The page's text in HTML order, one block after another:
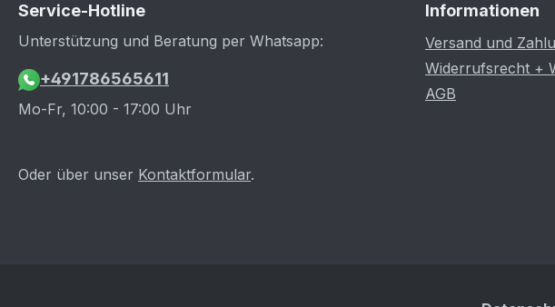
Service-Hotline
Unterstützung und Beratung per Whatsapp:
+491786565611
Mo-Fr, 10:00 - 17:00 Uhr
Oder über unser Kontaktformular.
Informationen
Versand und
Widerrufsrecht +
AGB